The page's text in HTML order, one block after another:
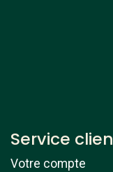
Service
Votre compte